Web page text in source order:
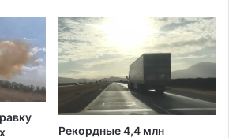
Рекордные 4,4 млн